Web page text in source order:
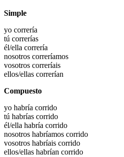
Simple
yo correría
tú correrías
él/ella correría
nosotros correríamos
vosotros correríais
ellos/ellas correrían
Compuesto
yo habría corrido
tú habrías corrido
él/ella habría corrido
nosotros habríamos corrido
vosotros habríais corrido
ellos/ellas habrían corrido